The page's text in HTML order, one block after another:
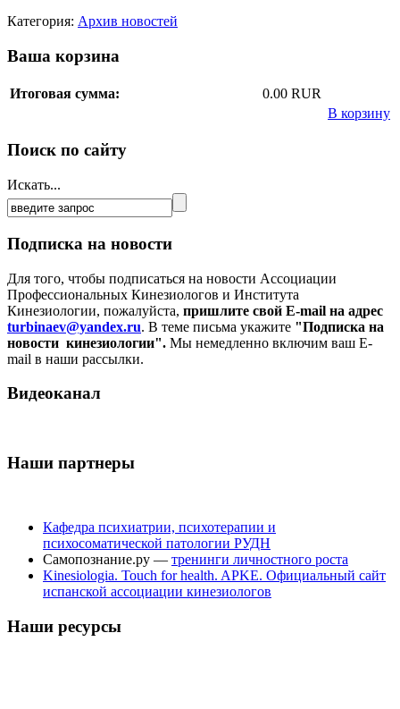
Категория: Архив новостей
Ваша корзина
Итоговая сумма:
0.00 RUR
В корзину
Поиск по сайту
Искать...
Подписка на новости
Для того, чтобы подписаться на новости Ассоциации
Профессиональных Кинезиологов и Института
Кинезиологии, пожалуйста, пришлите свой E-mail на адрес
turbinaev@yandex.ru. В теме письма укажите "Подписка на
новости кинезиологии". Мы немедленно включим ваш E-
mail в наши рассылки.
Видеоканал
Наши партнеры
Кафедра психиатрии, психотерапии и
психосоматической патологии РУДН
Самопознание.ру — тренинги личностного роста
Kinesiologia. Touch for health. APKE. Официальный сайт
испанской ассоциации кинезиологов
Наши ресурсы